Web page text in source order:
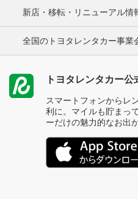
新店・移転・リニューアル情
全国のトヨタレンタカー事業
トヨタレンタカー公
スマートフォンからレ
利に。マイルも貯まっ
ーだけの魅力的なお出